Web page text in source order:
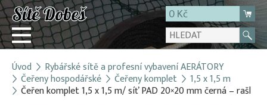
0 Kč
Přihlásit
Registrace
Úvod Rybářské sítě a profesní vybavení AERÁTORY
Čeřeny hospodářské Čeřeny komplet 1,5 x 1,5 m
Čeřen komplet 1,5 x 1,5 m/ síť PAD 20×20 mm černá – rašl